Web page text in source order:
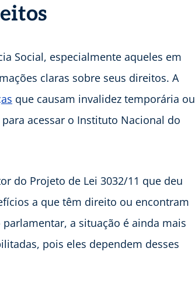
Social, especialmente aqueles em
claras sobre seus direitos. A
que causam invalidez temporária ou
acessar o Instituto Nacional do
do Projeto de Lei 3032/11 que deu
a que têm direito ou encontram
a situação é ainda mais
pois eles dependem desses